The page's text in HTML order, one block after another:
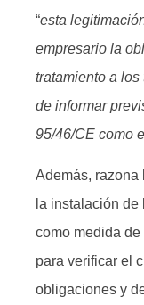
“esta
empresario la
tratamiento a
de informar
95/46/CE como
Además, razona
la instalación
como medida
para verificar el
obligaciones y